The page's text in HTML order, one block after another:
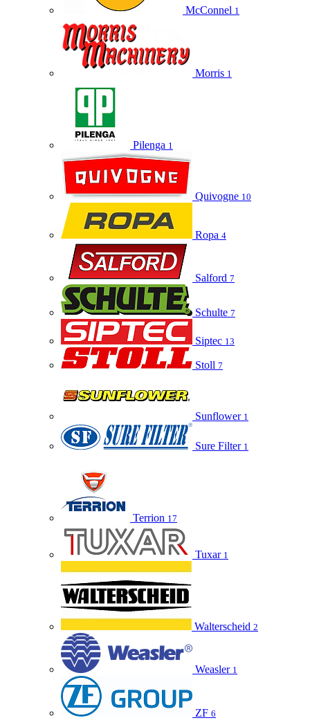
McConnel 1
Morris 1
Pilenga 1
Quivogne 10
Ropa 4
Salford 7
Schulte 7
Siptec 13
Stoll 7
Sunflower 1
Sure Filter 1
Terrion 17
Tuxar 1
Walterscheid 2
Weasler 1
ZF 6